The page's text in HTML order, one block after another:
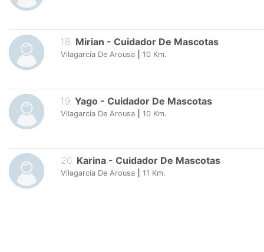
18. Mirian - Cuidador De Mascotas
Vilagarcía De Arousa 10 Km.
19. Yago - Cuidador De Mascotas
Vilagarcía De Arousa 10 Km.
20. Karina - Cuidador De Mascotas
Vilagarcía De Arousa 11 Km.